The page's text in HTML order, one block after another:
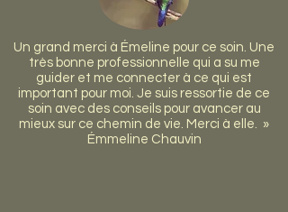
Un grand merci à Émeline pour ce soin. Une
très bonne professionnelle qui a su me
guider et me connecter à ce qui est
important pour moi. Je suis ressortie de ce
soin avec des conseils pour avancer au
mieux sur ce chemin de vie. Merci à elle. »
Émmeline Chauvin